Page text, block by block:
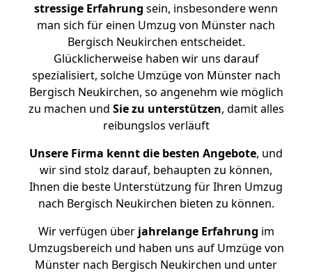
stressige Erfahrung sein, insbesondere wenn
man sich für einen Umzug von Münster nach
Bergisch Neukirchen entscheidet.
Glücklicherweise haben wir uns darauf
spezialisiert, solche Umzüge von Münster nach
Bergisch Neukirchen, so angenehm wie möglich
zu machen und Sie zu unterstützen, damit alles
reibungslos verläuft
Unsere Firma kennt die besten Angebote, und
wir sind stolz darauf, behaupten zu können,
Ihnen die beste Unterstützung für Ihren Umzug
nach Bergisch Neukirchen bieten zu können.
Wir verfügen überjahrelange Erfahrung im
Umzugsbereich und haben uns auf Umzüge von
Münster nach Bergisch Neukirchen und unter